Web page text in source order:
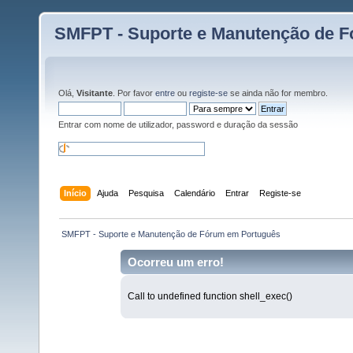
SMFPT - Suporte e Manutenção de
Olá, Visitante . Por favor entre ou registe-se se ainda não for membro.
Entrar com nome de utilizador, password e duração da sessão
Início Ajuda Pesquisa Calendário Entrar Registe-se
SMFPT - Suporte e Manutenção de Fórum em Português
Ocorreu um erro!
Call to undefined function shell_exec()